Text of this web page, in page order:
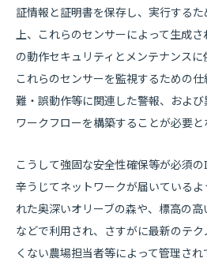
証情報と証明書を保存し、実行する
上、これらのセンサーによって生成
の動作セキュリティとメンテナンスに
これらのセンサーを監視するための
難・誤動作等に関連した警報、およ
ワークフローを構築することが必要と
こうして強固な安全性確保等が必須の
辛うじてネットワークが届いている
れた奥深いオリーブの森や、標高の
などで利用され、さすがに最新のテ
くない農場担当者等によって管理さ